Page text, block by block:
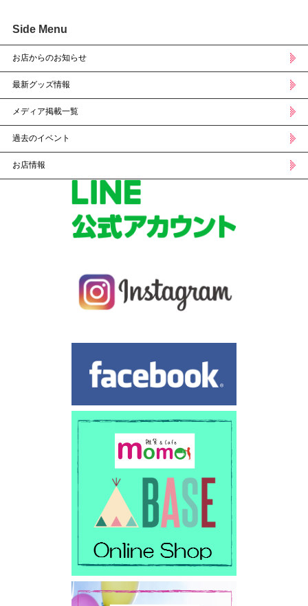
Side Menu
お店からのお知らせ
最新グッズ情報
メディア掲載一覧
過去のイベント
お店情報